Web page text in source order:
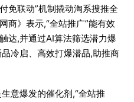
免联动”机制撬动淘系搜推全
商》表示,“全站推广”能有效
达,并通过AI算法筛选潜力爆
冷启、高效打爆潜品,助推商
意爆发的催化剂,“全站推